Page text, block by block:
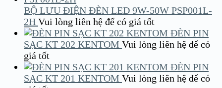
BỘ LƯU ĐIỆN ĐÈN LED 9W-50W PSP001L-
2H Vui lòng liên hệ để có giá tốt
ĐÈN PIN
SẠC KT 202 KENTOM Vui lòng liên hệ để có
giá tốt
ĐÈN PIN
SẠC KT 201 KENTOM Vui lòng liên hệ để có